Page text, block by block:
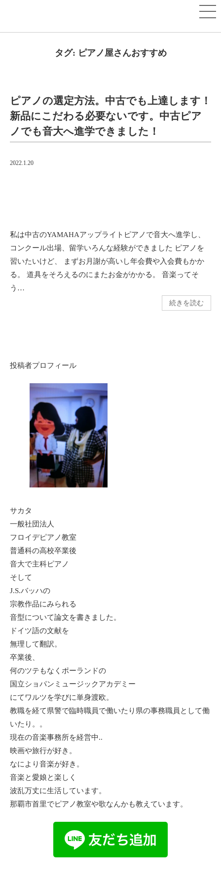
タグ: ピアノ屋さんおすすめ
ピアノの選定方法。中古でも上達します！
新品にこだわる必要ないです。中古ピア
ノでも音大へ進学できました！
2022.1.20
私は中古のYAMAHAアップライトピアノで音大へ進学し、
コンクール出場、留学いろんな経験ができました ピアノを
習いたいけど、 まずお月謝が高いし年会費や入会費もかか
る。 道具をそろえるのにまたお金がかかる。 音楽ってそ
う…
続きを読む
投稿者プロフィール
サカタ
一般社団法人
フロイデピアノ教室
普通科の高校卒業後
音大で主科ピアノ
そして
J.S.バッハの
宗教作品にみられる
音型について論文を書きました。
ドイツ語の文献を
無理して翻訳。
卒業後、
何のツテもなくポーランドの
国立ショパンミュージックアカデミー
にてワルツを学びに単身渡欧。
教職を経て県警で臨時職員で働いたり県の事務職員として働
いたり。。
現在の音楽事務所を経営中..
映画や旅行が好き。
なにより音楽が好き。
音楽と愛娘と楽しく
波乱万丈に生活しています。
那覇市首里でピアノ教室や歌なんかも教えています。